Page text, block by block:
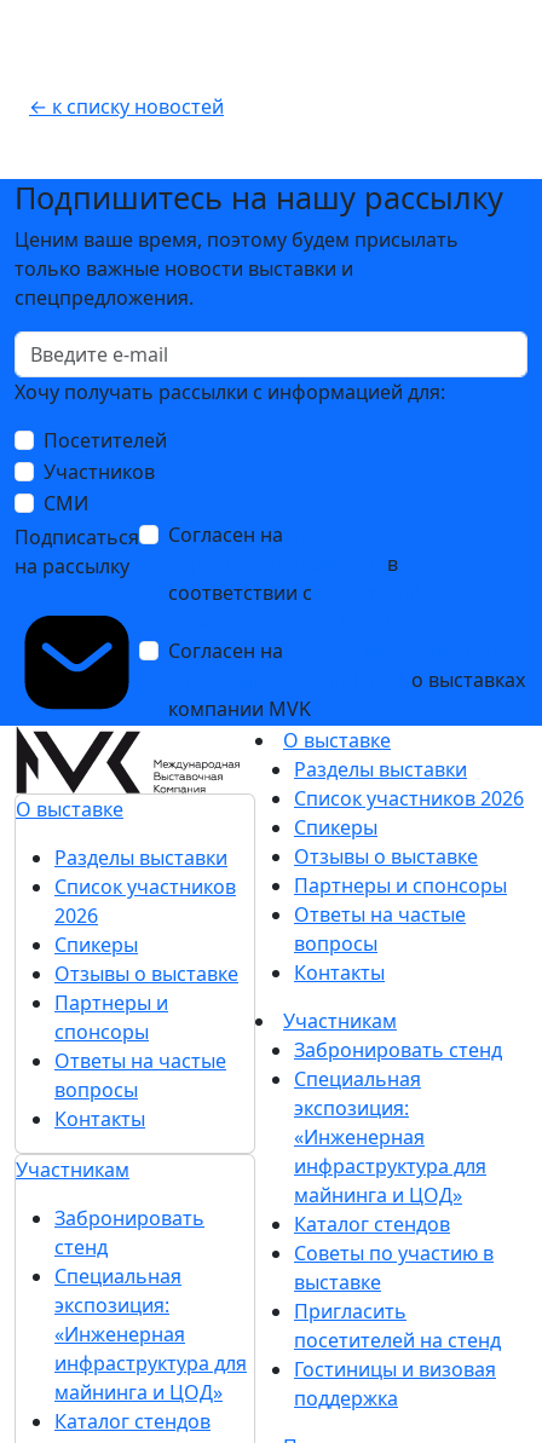
← к списку новостей
Подпишитесь на нашу рассылку
Ценим ваше время, поэтому будем присылать
только важные новости выставки и
спецпредложения.
Хочу получать рассылки с информацией для:
Посетителей
Участников
СМИ
Подписаться
на рассылку
Согласен на
в
соответствии с
Согласен на
о выставках
компании MVK
О выставке
Разделы выставки
Список участников
2026
Спикеры
Отзывы о выставке
Партнеры и
спонсоры
Ответы на частые
вопросы
Контакты
Участникам
Забронировать
стенд
Специальная
экспозиция:
«Инженерная
инфраструктура для
майнинга и ЦОД»
Каталог стендов
О выставке
Разделы выставки
Список участников 2026
Спикеры
Отзывы о выставке
Партнеры и спонсоры
Ответы на частые
вопросы
Контакты
Участникам
Забронировать стенд
Специальная
экспозиция:
«Инженерная
инфраструктура для
майнинга и ЦОД»
Каталог стендов
Советы по участию в
выставке
Пригласить
посетителей на стенд
Гостиницы и визовая
поддержка